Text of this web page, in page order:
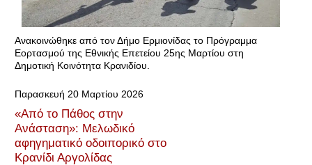
Ανακοινώθηκε από τον Δήμο Ερμιονίδας το Πρόγραμμα
Εορτασμού της Εθνικής Επετείου 25ης Μαρτίου στη
Δημοτική Κοινότητα Κρανιδίου.
Παρασκευή 20 Μαρτίου 2026
«Από το Πάθος στην
Ανάσταση»: Μελωδικό
αφηγηματικό οδοιπορικό στο
Κρανίδι Αργολίδας